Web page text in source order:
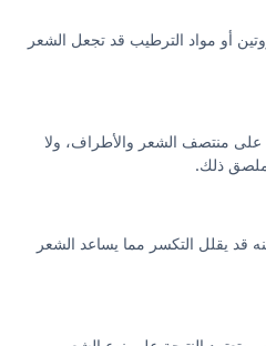
أو مواد الترطيب قد تجعل الشعر
منتصف الشعر والأطراف، ولا
ذلك.
قد يقلل التكسر مما يساعد الشعر